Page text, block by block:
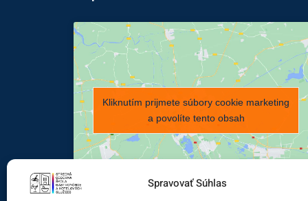
Spravovať Súhlas
Kliknutím prijmete súbory cookie marketing
a povolíte tento obsah